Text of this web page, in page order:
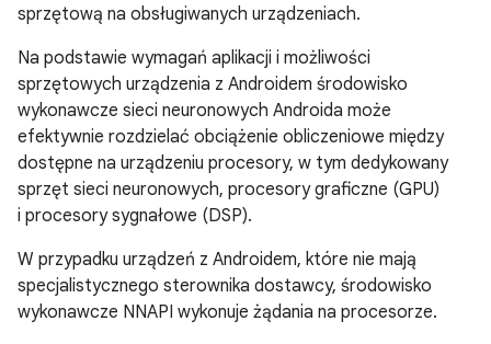
sprzętową na obsługiwanych urządzeniach.
Na podstawie wymagań aplikacji i możliwości
sprzętowych urządzenia z Androidem środowisko
wykonawcze sieci neuronowych Androida może
efektywnie rozdzielać obciążenie obliczeniowe między
dostępne na urządzeniu procesory, w tym dedykowany
sprzęt sieci neuronowych, procesory graficzne (GPU)
i procesory sygnałowe (DSP).
W przypadku urządzeń z Androidem, które nie mają
specjalistycznego sterownika dostawcy, środowisko
wykonawcze NNAPI wykonuje żądania na procesorze.